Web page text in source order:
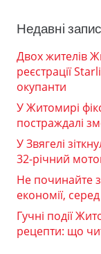
Недавні
Двох жителів
реєстрації
окупанти
У Житомирі
постраждалі
У Звягелі
32-річний
Не починайте
економії,
Гучні події
рецепти: що